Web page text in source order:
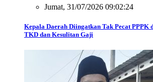
Jumat, 31/07/2026 09:02:24
Kepala Daerah Diingatkan Tak Pecat PPPK
TKD dan Kesulitan Gaji